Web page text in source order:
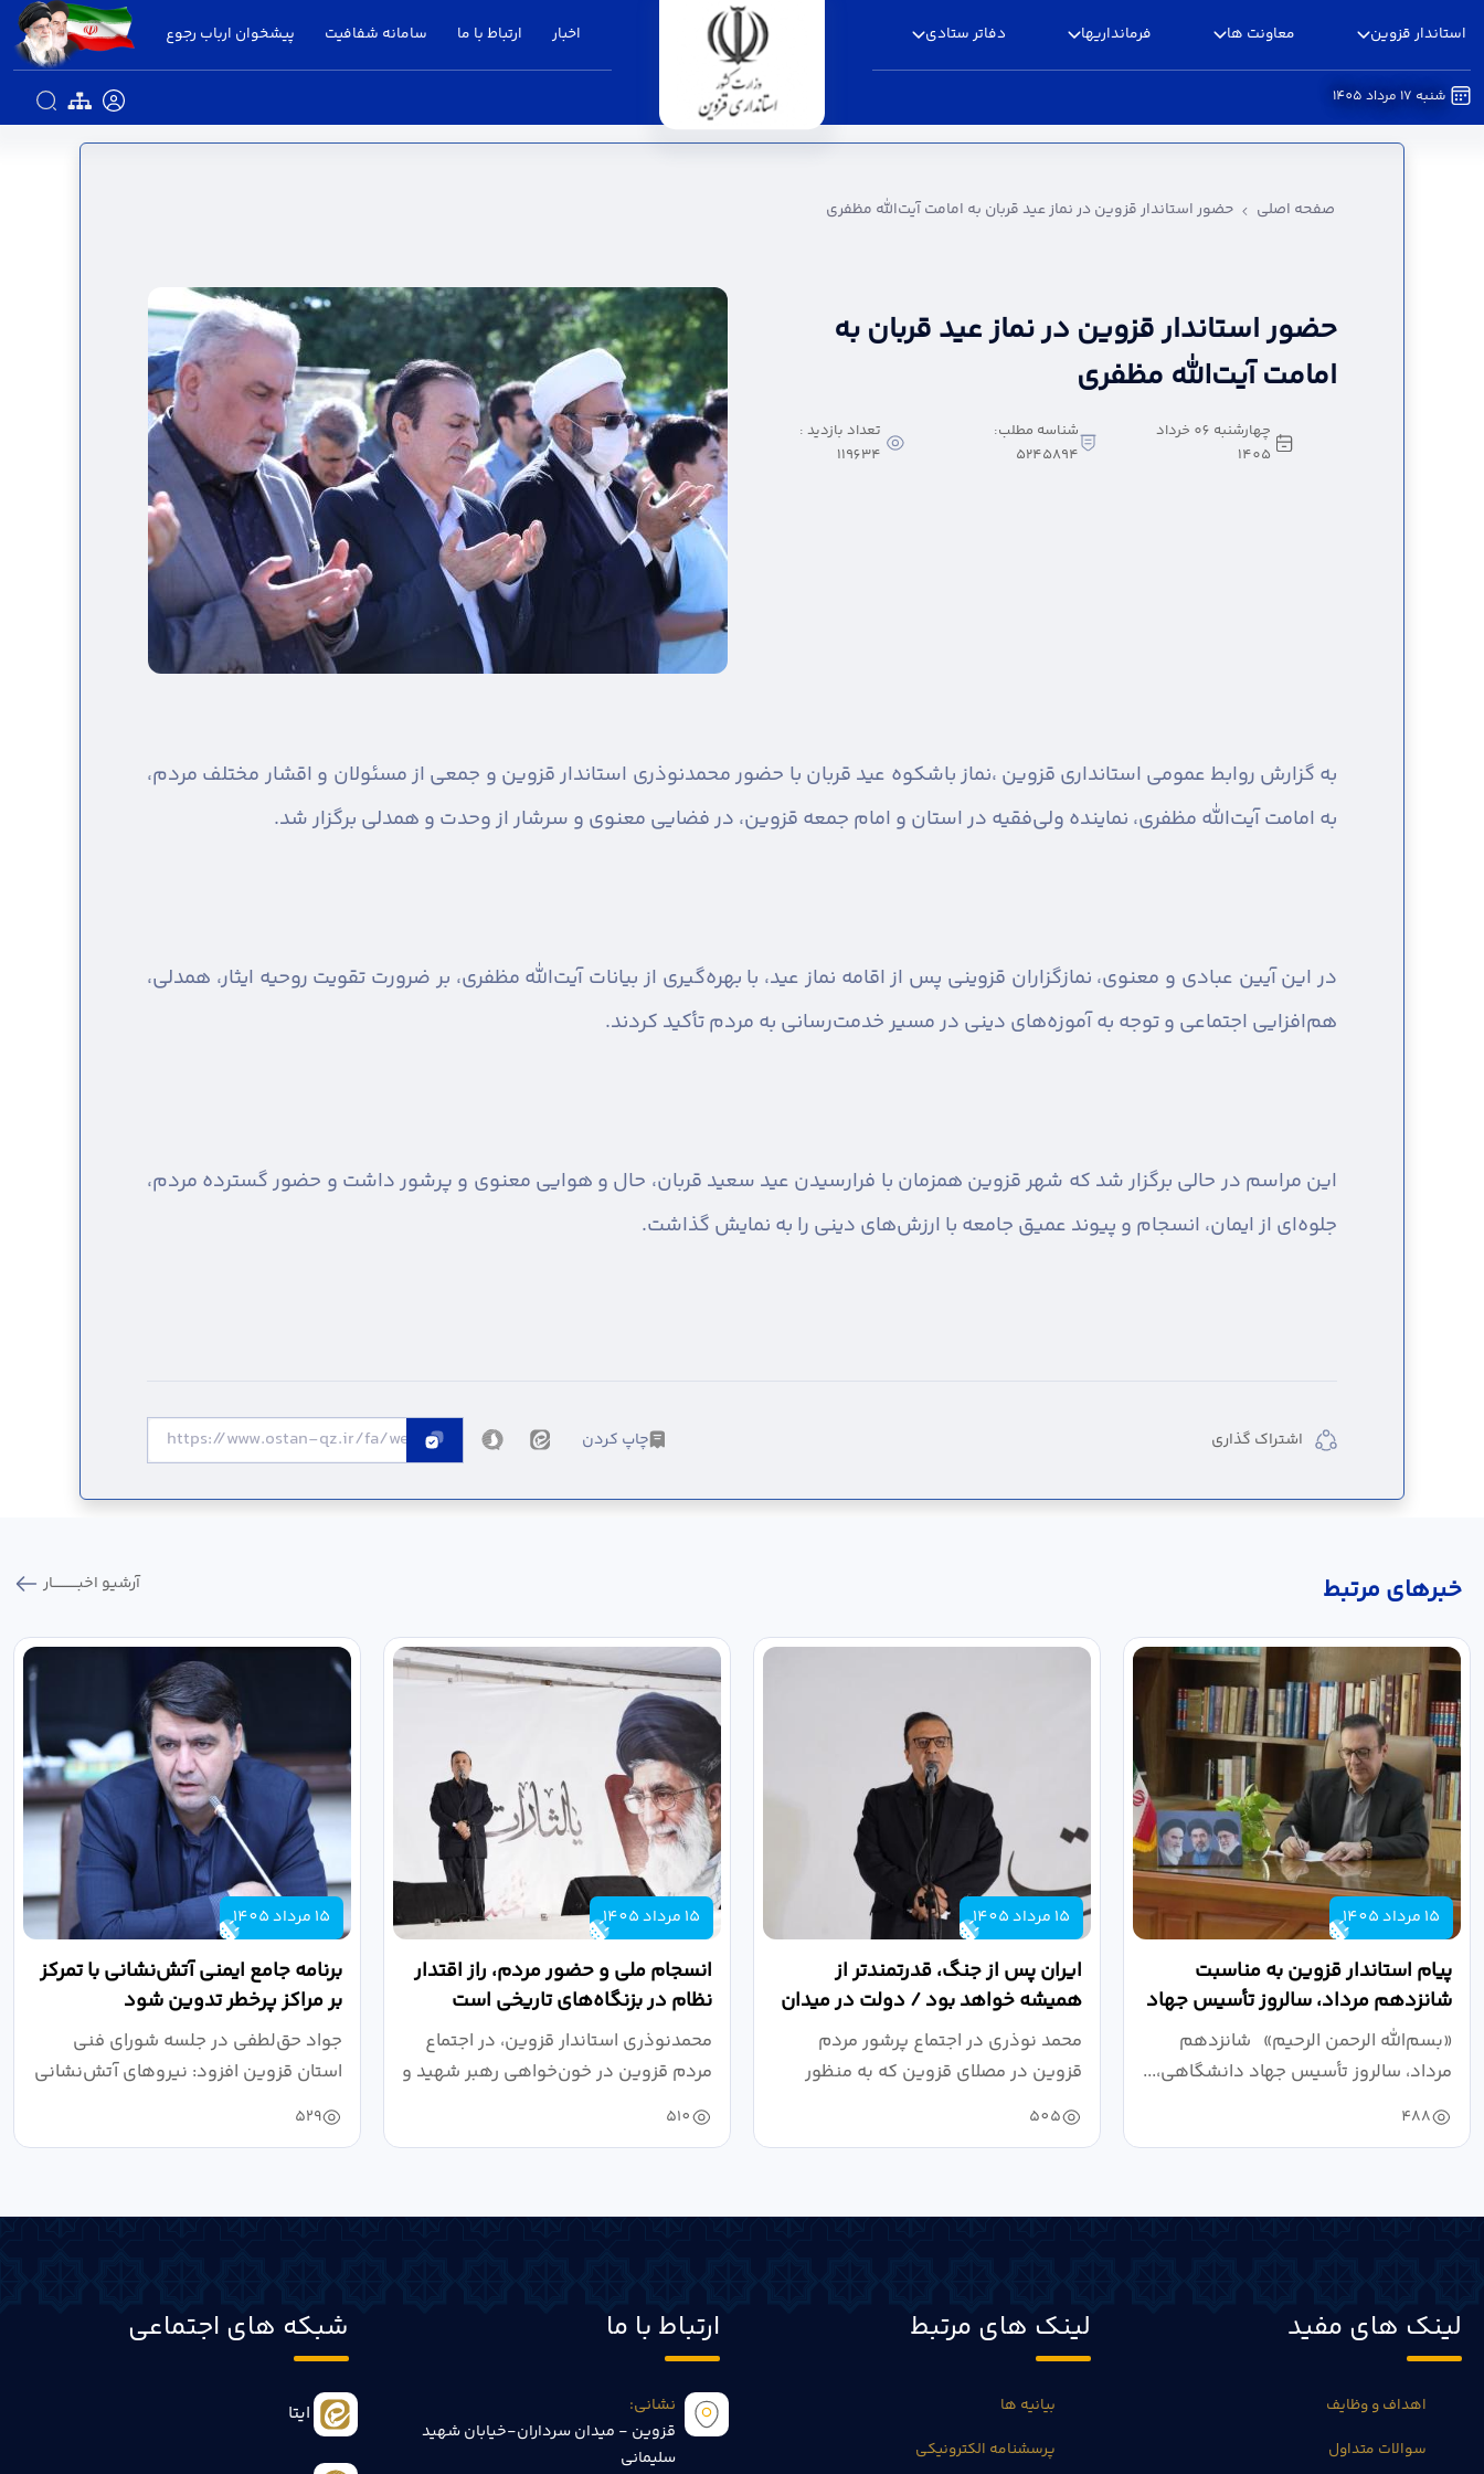
استاندار قزوین معاونت ها فرمانداریها دفاتر ستادی اخبار ارتباط با ما سامانه شفافیت پیشخوان ارباب رجوع
شنبه 17 مرداد 1405
حضور استاندار قزوین در نماز عید قربان به امامت آیت‌الله مظفری - استانداری قزوین
صفحه اصلی حضور استاندار قزوین در نماز عید قربان به امامت آیت‌الله مظفری
حضور استاندار قزوین در نماز عید قربان به
امامت آیت‌الله مظفری
چهارشنبه 06 خرداد
1405
شناسه مطلب:
5245894
تعداد بازدید :
119634
به گزارش روابط عمومی استانداری قزوین ،نماز باشکوه عید قربان با حضور محمدنوذری استاندار قزوین و جمعی از مسئولان و اقشار مختلف مردم،
به امامت آیت‌الله مظفری، نماینده ولی‌فقیه در استان و امام جمعه قزوین، در فضایی معنوی و سرشار از وحدت و همدلی برگزار شد.
در این آیین عبادی و معنوی، نمازگزاران قزوینی پس از اقامه نماز عید، با بهره‌گیری از بیانات آیت‌الله مظفری، بر ضرورت تقویت روحیه ایثار، همدلی،
هم‌افزایی اجتماعی و توجه به آموزه‌های دینی در مسیر خدمت‌رسانی به مردم تأکید کردند.
این مراسم در حالی برگزار شد که شهر قزوین همزمان با فرارسیدن عید سعید قربان، حال و هوایی معنوی و پرشور داشت و حضور گسترده مردم،
جلوه‌ای از ایمان، انسجام و پیوند عمیق جامعه با ارزش‌های دینی را به نمایش گذاشت.
اشتراک گذاری چاپ کردن
خبر‌های مرتبط آرشیو اخبـــــــــــار
15 مرداد 1405
پیام استاندار قزوین به مناسبت
شانزدهم مرداد، سالروز تأسیس جهاد
دانشگاهی
«بسم‌الله الرحمن الرحیم» شانزدهم
مرداد، سالروز تأسیس جهاد دانشگاهی،...
488
15 مرداد 1405
ایران پس از جنگ، قدرتمندتر از
همیشه خواهد بود / دولت در میدان
نبرد اقتصادی،...
محمد نوذری در اجتماع پرشور مردم
قزوین در مصلای قزوین که به منظور
خون‌خواهی...
505
15 مرداد 1405
انسجام ملی و حضور مردم، راز اقتدار
نظام در بزنگاه‌های تاریخی است
محمدنوذری استاندار قزوین، در اجتماع
مردم قزوین در خون‌خواهی رهبر شهید و
حمایت...
510
15 مرداد 1405
برنامه جامع ایمنی آتش‌نشانی با تمرکز
بر مراکز پرخطر تدوین شود
جواد حق‌لطفی در جلسه شورای فنی
استان قزوین افزود: نیروهای آتش‌نشانی
طی سال...
529
لینک های مفید
اهداف و وظایف
سوالات متداول
لینک های مرتبط
بیانیه ها
پرسشنامه الکترونیکی
ارتباط با ما
نشانی:
قزوین - میدان سرداران-خیابان شهید
سلیمانی
شبکه های اجتماعی
ایتا